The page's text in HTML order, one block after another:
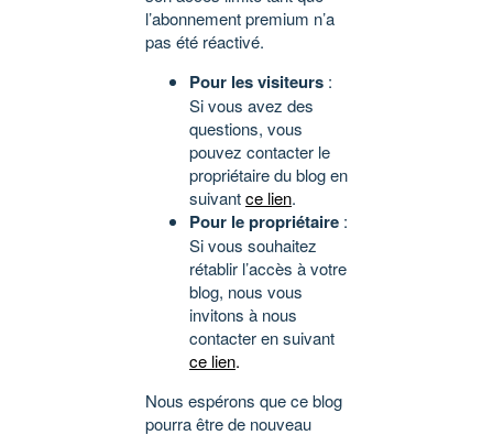
l’abonnement premium n’a
pas été réactivé.
Pour les visiteurs :
Si vous avez des
questions, vous
pouvez contacter le
propriétaire du blog en
suivantce lien.
Pour le propriétaire :
Si vous souhaitez
rétablir l’accès à votre
blog, nous vous
invitons à nous
contacter en suivant
ce lien.
Nous espérons que ce blog
pourra être de nouveau